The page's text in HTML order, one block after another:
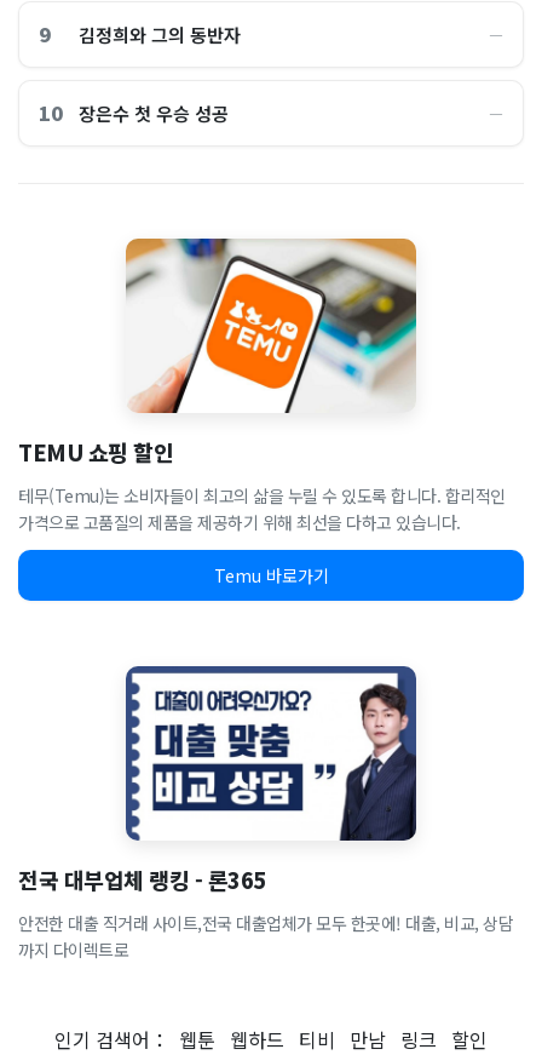
9 김정희와 그의 동반자 ―
10 장은수 첫 우승 성공 ―
TEMU 쇼핑 할인
테무(Temu)는 소비자들이 최고의 삶을 누릴 수 있도록 합니다. 합리적인
가격으로 고품질의 제품을 제공하기 위해 최선을 다하고 있습니다.
Temu 바로가기
전국 대부업체 랭킹 - 론365
안전한 대출 직거래 사이트,전국 대출업체가 모두 한곳에! 대출, 비교, 상담
까지 다이렉트로
인기 검색어： 웹툰 웹하드 티비 만남 링크 할인